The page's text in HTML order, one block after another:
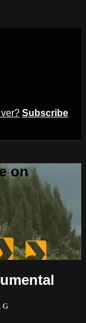
Subscribe
on
G